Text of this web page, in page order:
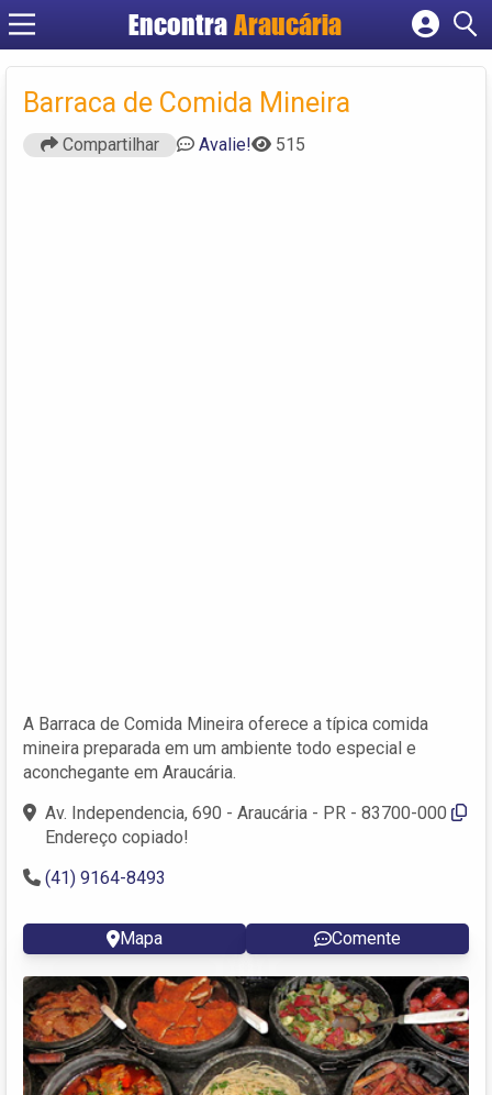
EncontraAraucária
Cadastrar empresa
Criar conta
Barraca de Comida Mineira
Compartilhar Avalie! 515
A Barraca de Comida Mineira oferece a típica comida
mineira preparada em um ambiente todo especial e
aconchegante em Araucária.
Av. Independencia, 690 - Araucária - PR - 83700-000
Endereço copiado!
(41) 9164-8493
Mapa Comente